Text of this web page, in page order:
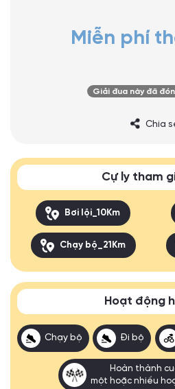
Miễn phí
Giải đua này đã
Chia
Cự ly tham
Bơi lội_10Km
Chạy bộ_21Km
Hoạt động
Chạy bộ Đi bộ
Hoàn thành
một hoặc nhiều